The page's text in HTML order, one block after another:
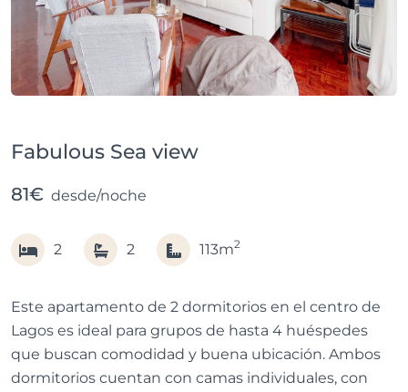
Fabulous Sea view
2 2 113m2
Este apartamento de 2 dormitorios en el centro de
Lagos es ideal para grupos de hasta 4 huéspedes
que buscan comodidad y buena ubicación. Ambos
dormitorios cuentan con camas individuales, con
81€ desde/noche